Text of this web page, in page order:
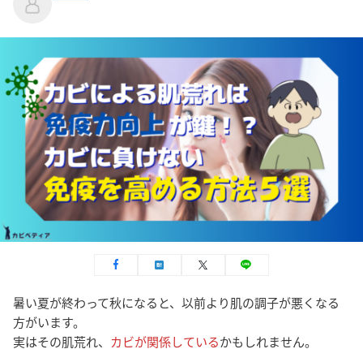
暑い夏が終わって秋になると、以前より肌の調子が悪くなる
方がいます。
実はその肌荒れ、 カビが関係しているかもしれません。